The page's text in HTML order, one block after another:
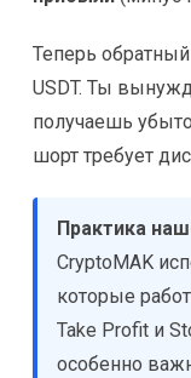
Теперь
USDT. Ты
получаешь
шорт требует
Практика
CryptoMAK
которые
Take Profit и
особенно